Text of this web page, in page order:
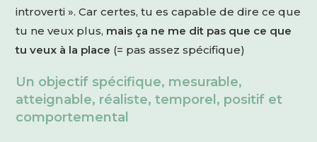
introverti ». Car certes, tu es capable de dire ce que
tu ne veux plus, mais ça ne me dit pas que ce que
tu veux à la place (= pas assez spécifique)
Un objectif spécifique, mesurable,
atteignable, réaliste, temporel, positif et
comportemental